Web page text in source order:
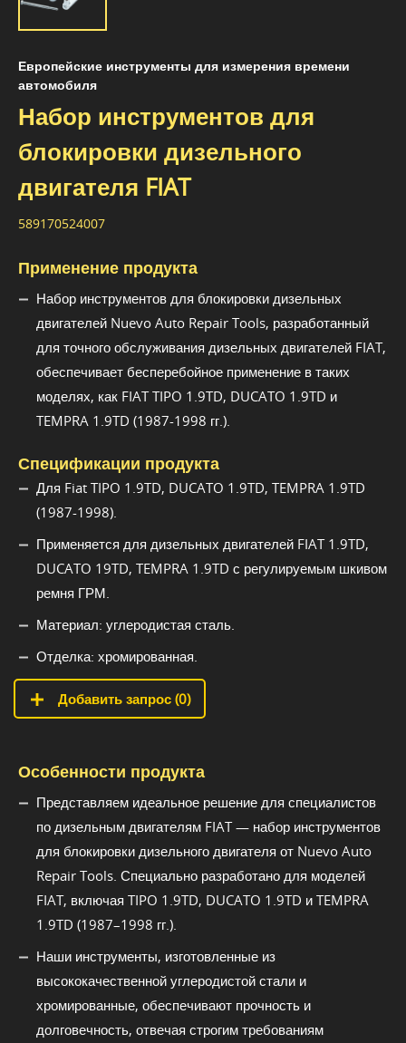
Европейские инструменты для измерения времени
автомобиля
Набор инструментов для
блокировки дизельного
двигателя FIAT
589170524007
Применение продукта
Набор инструментов для блокировки дизельных
двигателей Nuevo Auto Repair Tools, разработанный
для точного обслуживания дизельных двигателей FIAT,
обеспечивает бесперебойное применение в таких
моделях, как FIAT TIPO 1.9TD, DUCATO 1.9TD и
TEMPRA 1.9TD (1987-1998 гг.).
Спецификации продукта
Для Fiat TIPO 1.9TD, DUCATO 1.9TD, TEMPRA 1.9TD
(1987-1998).
Применяется для дизельных двигателей FIAT 1.9TD,
DUCATO 19TD, TEMPRA 1.9TD с регулируемым шкивом
ремня ГРМ.
Материал: углеродистая сталь.
Отделка: хромированная.
Добавить запрос (0)
Особенности продукта
Представляем идеальное решение для специалистов
по дизельным двигателям FIAT — набор инструментов
для блокировки дизельного двигателя от Nuevo Auto
Repair Tools. Специально разработано для моделей
FIAT, включая TIPO 1.9TD, DUCATO 1.9TD и TEMPRA
1.9TD (1987–1998 гг.).
Наши инструменты, изготовленные из
высококачественной углеродистой стали и
хромированные, обеспечивают прочность и
долговечность, отвечая строгим требованиям